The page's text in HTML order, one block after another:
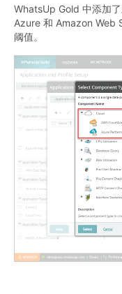
WhatsUp Gold 中添加
Azure 和 Amazon Web
阈值。